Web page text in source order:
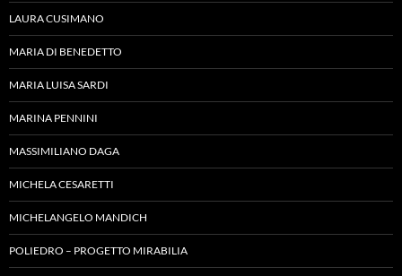
LAURA CUSIMANO
MARIA DI BENEDETTO
MARIA LUISA SARDI
MARINA PENNINI
MASSIMILIANO DAGA
MICHELA CESARETTI
MICHELANGELO MANDICH
POLIEDRO – PROGETTO MIRABILIA